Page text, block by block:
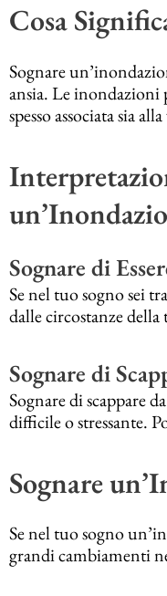
Cosa
Sognare
ansia. Le inondazioni
spesso associata sia
Sognare di
Se nel tuo sogno sei
dalle circostanze
Sognare di
Sognare di scappare
difficile o stressante.
Sognare
Se nel tuo sogno
grandi cambiamenti